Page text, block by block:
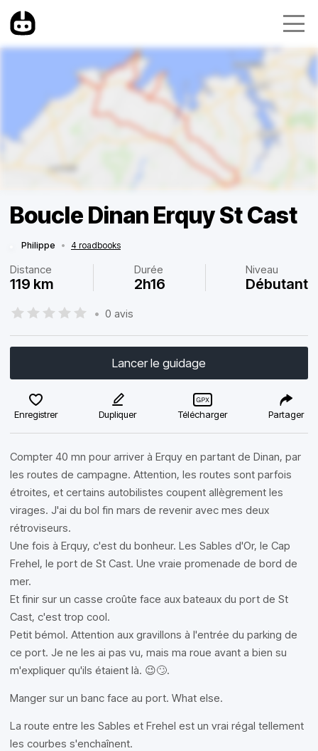
Boucle Dinan Erquy St Cast
Philippe • 4 roadbooks
Distance
119 km
Durée
2h16
Niveau
Débutant
• 0 avis
Lancer le guidage
Enregistrer Dupliquer Télécharger Partager
Compter 40 mn pour arriver à Erquy en partant de Dinan, par
les routes de campagne. Attention, les routes sont parfois
étroites, et certains autobilistes coupent allègrement les
virages. J'ai du bol fin mars de revenir avec mes deux
rétroviseurs.
Une fois à Erquy, c'est du bonheur. Les Sables d'Or, le Cap
Frehel, le port de St Cast. Une vraie promenade de bord de
mer.
Et finir sur un casse croûte face aux bateaux du port de St
Cast, c'est trop cool.
Petit bémol. Attention aux gravillons à l'entrée du parking de
ce port. Je ne les ai pas vu, mais ma roue avant a bien su
m'expliquer qu'ils étaient là. 😉🙄.
Manger sur un banc face au port. What else.
La route entre les Sables et Frehel est un vrai régal tellement
les courbes s'enchaînent.